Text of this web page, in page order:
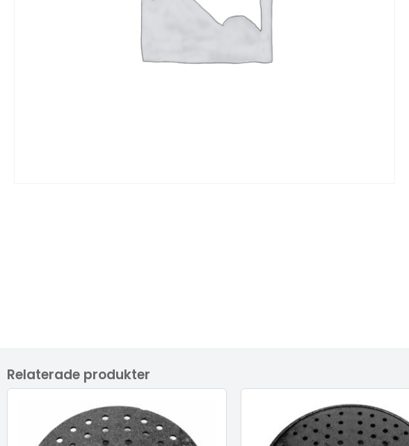
Relaterade produkter